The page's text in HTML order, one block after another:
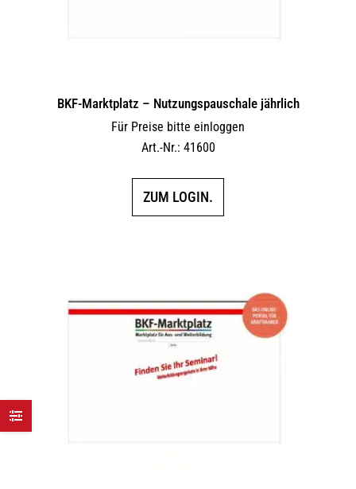
BKF-Marktplatz – Nutzungspauschale jährlich
Für Preise bitte einloggen
Art.-Nr.: 41600
ZUM LOGIN.